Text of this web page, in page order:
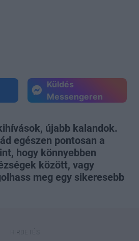
Küldés
Messengeren
újabb kalandok.
egészen pontosan a
hogy könnyebben
között, vagy
meg egy sikeresebb